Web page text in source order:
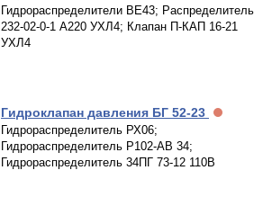
Гидрораспределители ВЕ43; Распределитель
232-02-0-1 А220 УХЛ4; Клапан П-КАП 16-21
УХЛ4
Гидроклапан давления БГ 52-23
Гидрораспределитель РХ06;
Гидрораспределитель Р102-АВ 34;
Гидрораспределитель 34ПГ 73-12 110В